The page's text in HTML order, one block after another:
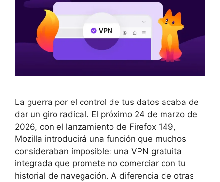
La guerra por el control de tus datos acaba de
dar un giro radical. El próximo 24 de marzo de
2026, con el lanzamiento de Firefox 149,
Mozilla introducirá una función que muchos
consideraban imposible: una VPN gratuita
integrada que promete no comerciar con tu
historial de navegación. A diferencia de otras